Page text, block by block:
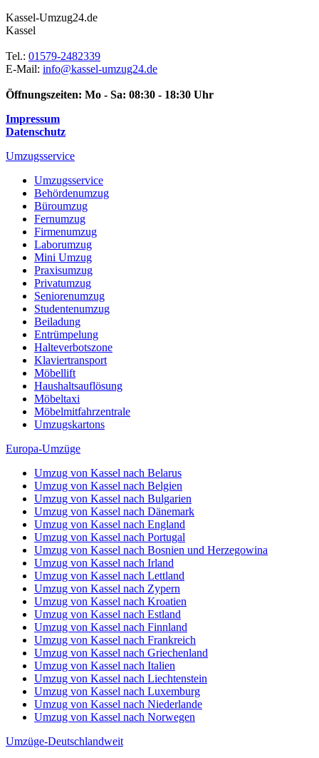
Kassel-Umzug24.de
Kassel
Tel.: 01579-2482339
E-Mail: info@kassel-umzug24.de
Öffnungszeiten: Mo - Sa: 08:30 - 18:30 Uhr
Impressum
Datenschutz
Umzugsservice
Umzugsservice
Behördenumzug
Büroumzug
Fernumzug
Firmenumzug
Laborumzug
Mini Umzug
Praxisumzug
Privatumzug
Seniorenumzug
Studentenumzug
Beiladung
Entrümpelung
Halteverbotszone
Klaviertransport
Möbellift
Haushaltsauflösung
Möbeltaxi
Möbelmitfahrzentrale
Umzugskartons
Europa-Umzüge
Umzug von Kassel nach Belarus
Umzug von Kassel nach Belgien
Umzug von Kassel nach Bulgarien
Umzug von Kassel nach Dänemark
Umzug von Kassel nach England
Umzug von Kassel nach Portugal
Umzug von Kassel nach Bosnien und Herzegowina
Umzug von Kassel nach Irland
Umzug von Kassel nach Lettland
Umzug von Kassel nach Zypern
Umzug von Kassel nach Kroatien
Umzug von Kassel nach Estland
Umzug von Kassel nach Finnland
Umzug von Kassel nach Frankreich
Umzug von Kassel nach Griechenland
Umzug von Kassel nach Italien
Umzug von Kassel nach Liechtenstein
Umzug von Kassel nach Luxemburg
Umzug von Kassel nach Niederlande
Umzug von Kassel nach Norwegen
Umzüge-Deutschlandweit